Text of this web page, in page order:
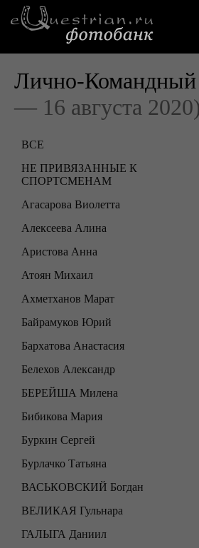
Лично-Командный
— 16 августа 2020)
ВСЕ
НЕ ПРИВЯЗАННЫЕ К
СПОРТСМЕНАМ
Агасарова Виолетта
Алексеева Алина
Аристова Анна
Атоян Михаил
Ахметханов Марат
Байрамуков Юрий
Бархатова Анастасия
Белехов Александр
БЕРЕЙША Милена
Бибикова Мария
Буркин Сергей
Бурлачко Татьяна
ВАСЬКОВСКИЙ Богдан
ВЕЛИКАЯ Гульнара
ГАЛЫГА Даниил